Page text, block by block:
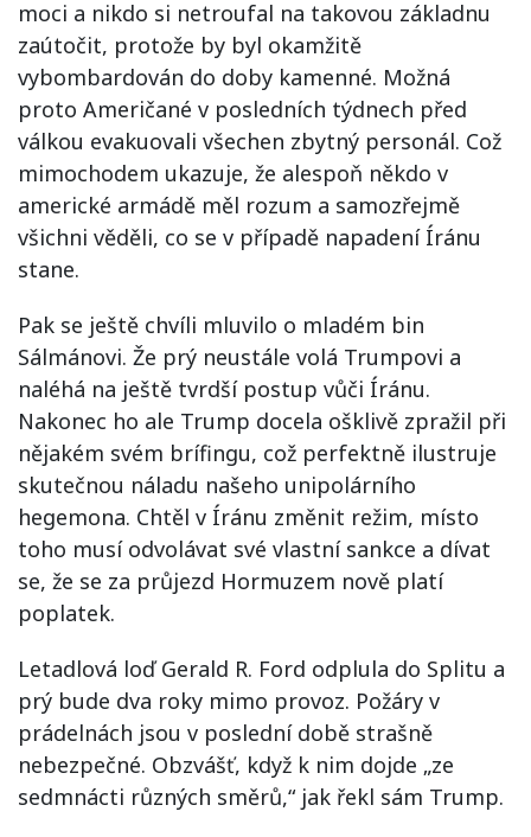
moci a nikdo si netroufal na takovou základnu
zaútočit, protože by byl okamžitě
vybombardován do doby kamenné. Možná
proto Američané v posledních týdnech před
válkou evakuovali všechen zbytný personál. Což
mimochodem ukazuje, že alespoň někdo v
americké armádě měl rozum a samozřejmě
všichni věděli, co se v případě napadení Íránu
stane.
Pak se ještě chvíli mluvilo o mladém bin
Sálmánovi. Že prý neustále volá Trumpovi a
naléhá na ještě tvrdší postup vůči Íránu.
Nakonec ho ale Trump docela ošklivě zpražil při
nějakém svém brífingu, což perfektně ilustruje
skutečnou náladu našeho unipolárního
hegemona. Chtěl v Íránu změnit režim, místo
toho musí odvolávat své vlastní sankce a dívat
se, že se za průjezd Hormuzem nově platí
poplatek.
Letadlová loď Gerald R. Ford odplula do Splitu a
prý bude dva roky mimo provoz. Požáry v
prádelnách jsou v poslední době strašně
nebezpečné. Obzvášť, když k nim dojde „ze
sedmnácti různých směrů,“ jak řekl sám Trump.